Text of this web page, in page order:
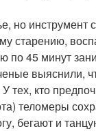
но
старению,
по 45 минут
выяснили,
кто
теломеры
бегают и